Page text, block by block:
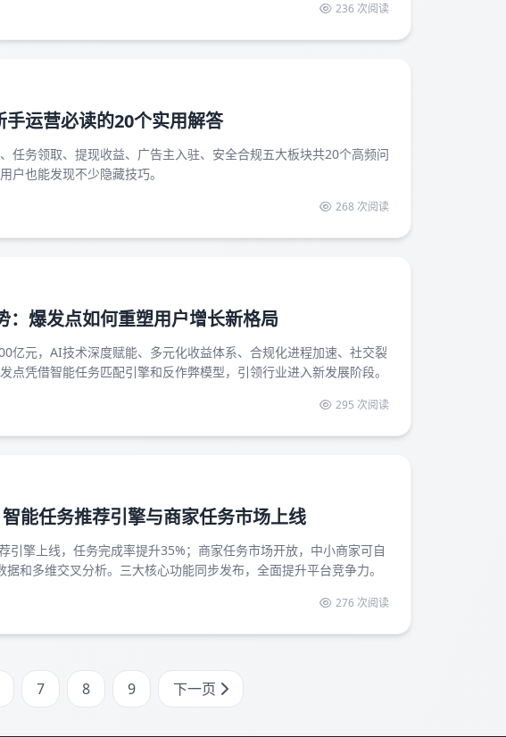
236 次阅读
运营必读的20个实用解答
任务领取、提现收益、广告主入驻、安全合规五大板块共20个高频问
户也能发现不少隐藏技巧。
268 次阅读
：爆发点如何重塑用户增长新格局
亿元，AI技术深度赋能、多元化收益体系、合规化进程加速、社交裂
点凭借智能任务匹配引擎和反作弊模型，引领行业进入新发展阶段。
295 次阅读
能任务推荐引擎与商家任务市场上线
引擎上线，任务完成率提升35%；商家任务市场开放，中小商家可自
和多维交叉分析。三大核心功能同步发布，全面提升平台竞争力。
276 次阅读
7 8 9 下一页